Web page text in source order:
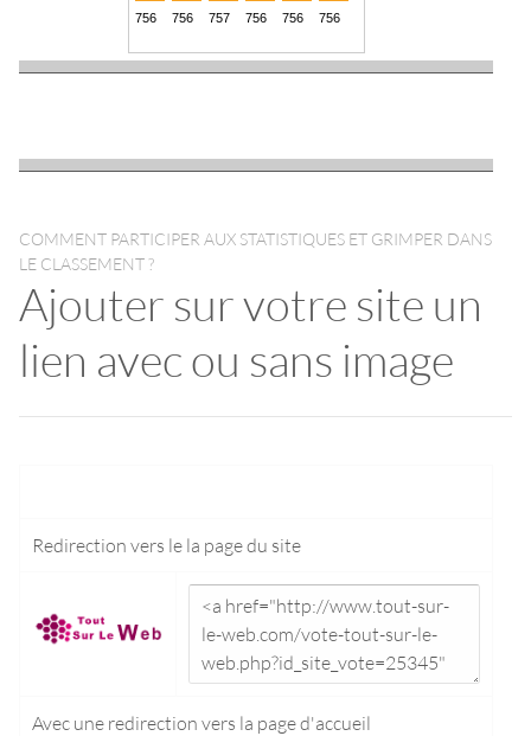
COMMENT PARTICIPER AUX STATISTIQUES ET GRIMPER DANS
LE CLASSEMENT ?
Ajouter sur votre site un
lien avec ou sans image
Redirection vers le la page du site
Avec une redirection vers la page d'accueil